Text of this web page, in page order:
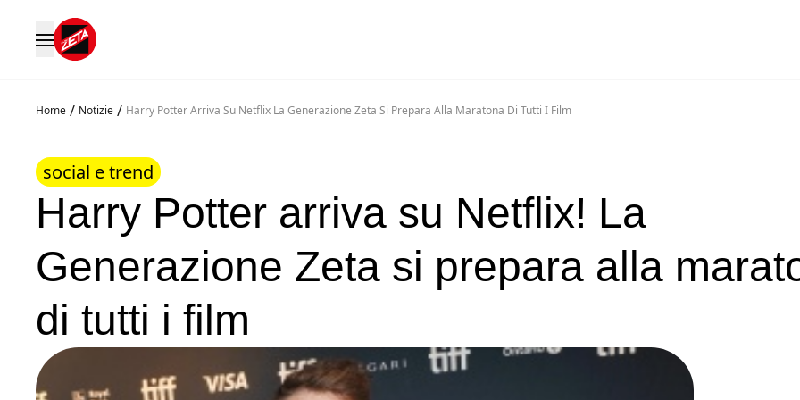
Home / Notizie / Harry Potter Arriva Su Netflix La Generazione Zeta Si Prepara Alla Maratona Di Tutti I Film
social e trend
Harry Potter arriva su Netflix! La
Generazione Zeta si prepara alla
di tutti i film